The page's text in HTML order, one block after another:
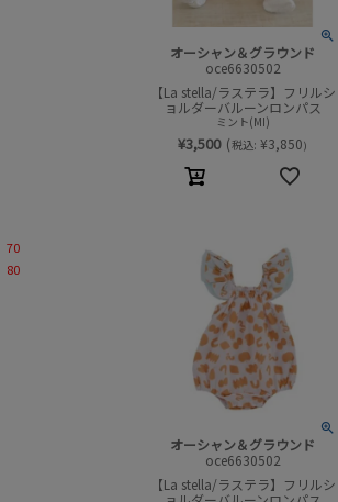
オーシャン＆グラウンド
oce6630502
【La stella/ラステラ】フリルシ
ョルダーバルーンロンパス
ミント(MI)
¥3,500 (税込: ¥3,850)
70
80
オーシャン＆グラウンド
oce6630502
【La stella/ラステラ】フリルシ